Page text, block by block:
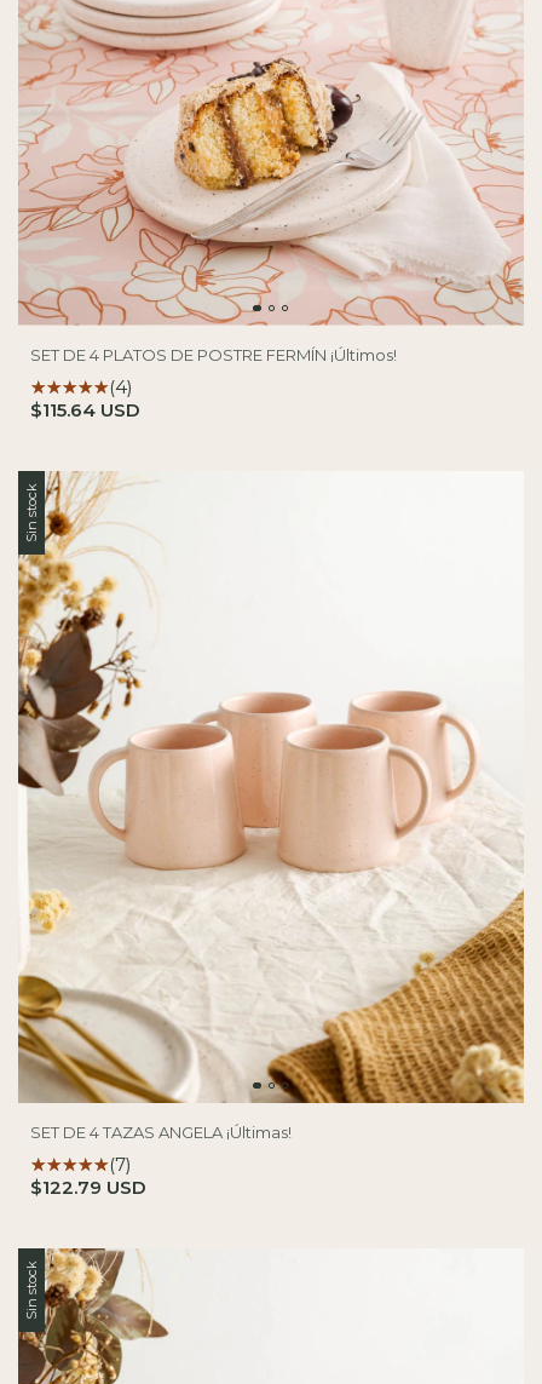
SET DE 4 PLATOS DE POSTRE FERMÍN ¡Últimos!
(4)
$115.64 USD
Sin stock
SET DE 4 TAZAS ANGELA ¡Últimas!
(7)
$122.79 USD
Sin stock